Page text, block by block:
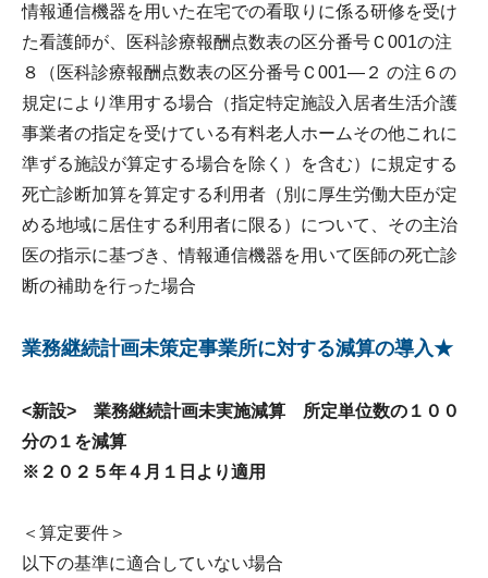
情報通信機器を用いた在宅での看取りに係る研修を受け
た看護師が、医科診療報酬点数表の区分番号Ｃ001の注
８（医科診療報酬点数表の区分番号Ｃ001―２ の注６の
規定により準用する場合（指定特定施設入居者生活介護
事業者の指定を受けている有料老人ホームその他これに
準ずる施設が算定する場合を除く）を含む）に規定する
死亡診断加算を算定する利用者（別に厚生労働大臣が定
める地域に居住する利用者に限る）について、その主治
医の指示に基づき、情報通信機器を用いて医師の死亡診
断の補助を行った場合
業務継続計画未策定事業所に対する減算の導入★
<新設> 業務継続計画未実施減算 所定単位数の１００
分の１を減算
※２０２５年４月１日より適用
＜算定要件＞
以下の基準に適合していない場合